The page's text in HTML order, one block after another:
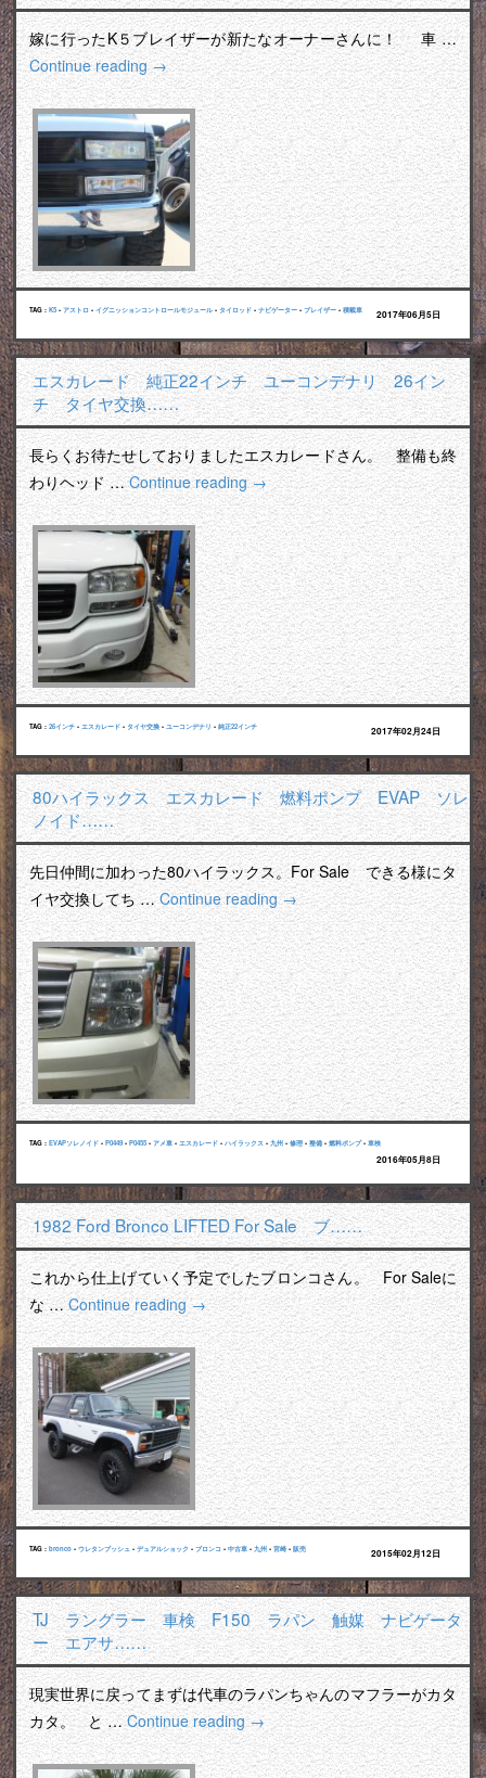
嫁に行ったK５ブレイザーが新たなオーナーさんに！ 車 …
Continue reading→
TAG : K5 • アストロ • イグニッションコントロールモジュール • タイロッド • ナビゲーター • ブレイザー • 積載車 2017年06月5日
エスカレード 純正22インチ ユーコンデナリ 26イン
チ タイヤ交換……
長らくお待たせしておりましたエスカレードさん。 整備も終
わりヘッド …Continue reading→
TAG : 26インチ • エスカレード • タイヤ交換 • ユーコンデナリ • 純正22インチ 2017年02月24日
80ハイラックス エスカレード 燃料ポンプ EVAP ソレ
ノイド……
先日仲間に加わった80ハイラックス。For Sale できる様にタ
イヤ交換してち …Continue reading→
TAG : EVAPソレノイド • P0449 • P0455 • アメ車 • エスカレード • ハイラックス • 九州 • 修理 • 整備 • 燃料ポンプ• 車検
2016年05月8日
1982 Ford Bronco LIFTED For Sale ブ……
これから仕上げていく予定でしたブロンコさん。 For Saleに
な …Continue reading→
TAG : bronco • ウレタンブッシュ • デュアルショック • ブロンコ • 中古車 • 九州 • 宮崎 • 販売 2015年02月12日
TJ ラングラー 車検 F150 ラパン 触媒 ナビゲータ
ー エアサ……
現実世界に戻ってまずは代車のラパンちゃんのマフラーがカタ
カタ。 と …Continue reading→